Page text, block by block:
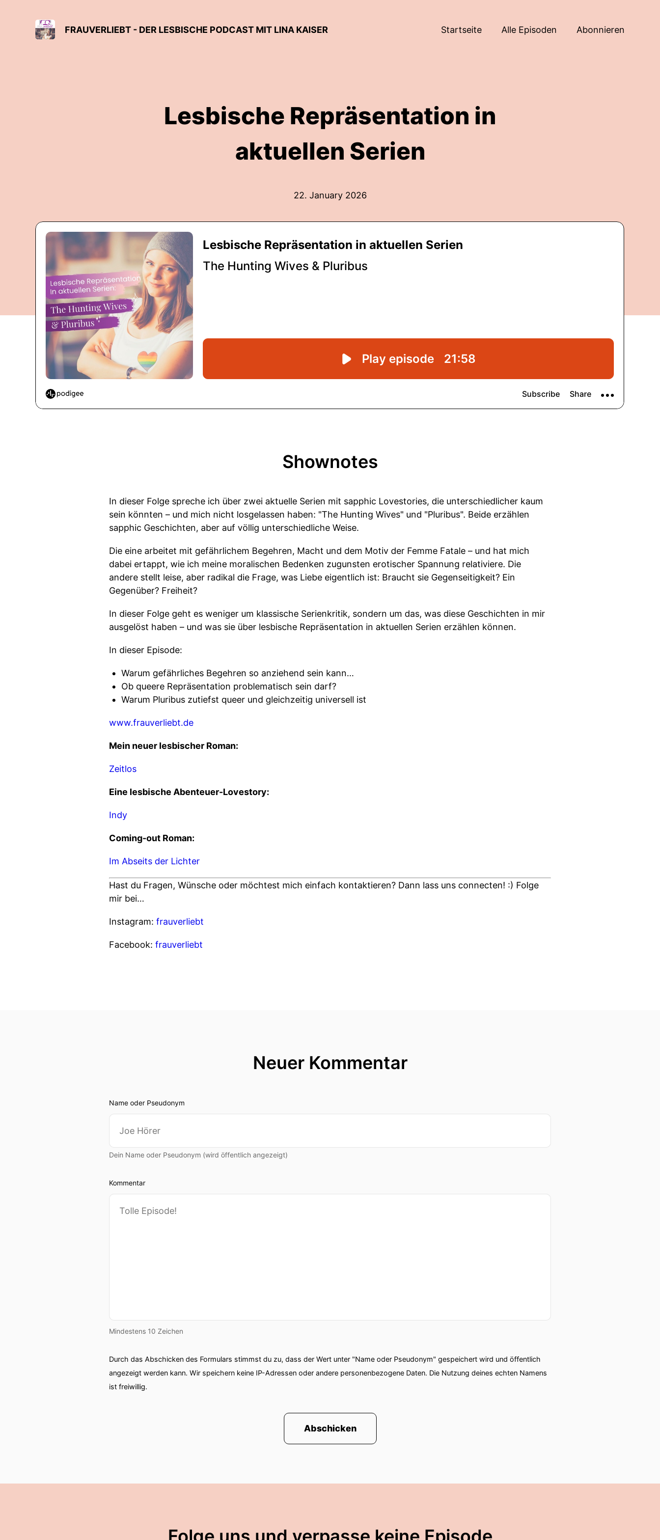
FRAUVERLIEBT - DER LESBISCHE PODCAST MIT LINA KAISER Startseite Alle Episoden Abonnieren
Lesbische Repräsentation in
aktuellen Serien
22. January 2026
Shownotes
In dieser Folge spreche ich über zwei aktuelle Serien mit sapphic Lovestories, die unterschiedlicher kaum
sein könnten – und mich nicht losgelassen haben: "The Hunting Wives" und "Pluribus". Beide erzählen
sapphic Geschichten, aber auf völlig unterschiedliche Weise.
Die eine arbeitet mit gefährlichem Begehren, Macht und dem Motiv der Femme Fatale – und hat mich
dabei ertappt, wie ich meine moralischen Bedenken zugunsten erotischer Spannung relativiere. Die
andere stellt leise, aber radikal die Frage, was Liebe eigentlich ist: Braucht sie Gegenseitigkeit? Ein
Gegenüber? Freiheit?
In dieser Folge geht es weniger um klassische Serienkritik, sondern um das, was diese Geschichten in mir
ausgelöst haben – und was sie über lesbische Repräsentation in aktuellen Serien erzählen können.
In dieser Episode:
Warum gefährliches Begehren so anziehend sein kann…
Ob queere Repräsentation problematisch sein darf?
Warum Pluribus zutiefst queer und gleichzeitig universell ist
www.frauverliebt.de
Mein neuer lesbischer Roman:
Zeitlos
Eine lesbische Abenteuer-Lovestory:
Indy
Coming-out Roman:
Im Abseits der Lichter
Hast du Fragen, Wünsche oder möchtest mich einfach kontaktieren? Dann lass uns connecten! :) Folge
mir bei…
Instagram: frauverliebt
Facebook: frauverliebt
Neuer Kommentar
Name oder Pseudonym
Dein Name oder Pseudonym (wird öffentlich angezeigt)
Kommentar
Mindestens 10 Zeichen
Durch das Abschicken des Formulars stimmst du zu, dass der Wert unter "Name oder Pseudonym" gespeichert wird und öffentlich
angezeigt werden kann. Wir speichern keine IP-Adressen oder andere personenbezogene Daten. Die Nutzung deines echten Namens
ist freiwillig.
Abschicken